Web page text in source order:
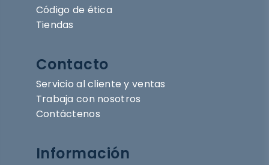
Código de ética
Tiendas
Contacto
Servicio al cliente y ventas
Trabaja con nosotros
Contáctenos
Información